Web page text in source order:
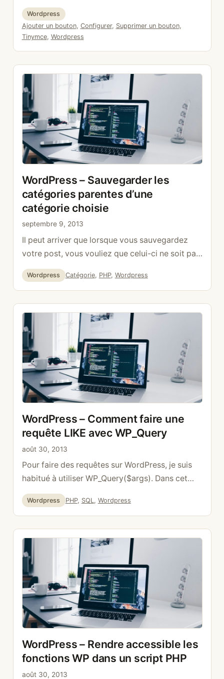
beaucoup trop de boutons. Heureusement avec
quelques lignes de code, il est possible de le
configurer. Dans le fichier functions.php de
configure_mce( $init …Lire la suite
Catégories
Wordpress
Étiquettes
Ajouter un bouton, Configurer, Supprimer un bouton,
Tinymce, Wordpress
WordPress – Sauvegarder les
catégories parentes d’une
catégorie choisie
septembre 9, 2013
Il peut arriver que lorsque vous sauvegardez
votre post, vous vouliez que celui-ci ne soit pas
uniquement considéré dans la catégorie choisie
mais aussi dans la catégorie parente de celle-ci.
Par exemple, vous avez les catégories
sélectionnant Audi vous voulez aussi
automatiquement avoir la catégorie …
suite
Catégories
Wordpress Étiquettes
Catégorie, PHP, Wordpress
WordPress – Comment faire une
requête LIKE avec WP_Query
août 30, 2013
Pour faire des requêtes sur WordPress, je suis
habitué à utiliser WP_Query($args). Dans cet
exemple, il est question d’ajouter un LIKE =
« %title% » dans notre requête. Ici une simple
requête qui ajoute dans l’array a_response_array
‘publish’, ); // The Query $query = new
WP_Query( $args ); // …
Lire la suite
Catégories
Wordpress Étiquettes
PHP, SQL , Wordpress
WordPress – Rendre accessible les
fonctions WP dans un script PHP
août 30, 2013